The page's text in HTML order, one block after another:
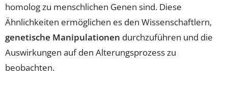
homolog zu menschlichen Genen sind. Diese
Ähnlichkeiten ermöglichen es den Wissenschaftlern,
genetische Manipulationen durchzuführen und die
Auswirkungen auf den Alterungsprozess zu
beobachten.